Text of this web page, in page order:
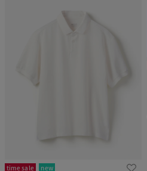
time sale new